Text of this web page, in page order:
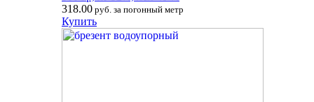
318.00 руб. за погонный метр
Купить